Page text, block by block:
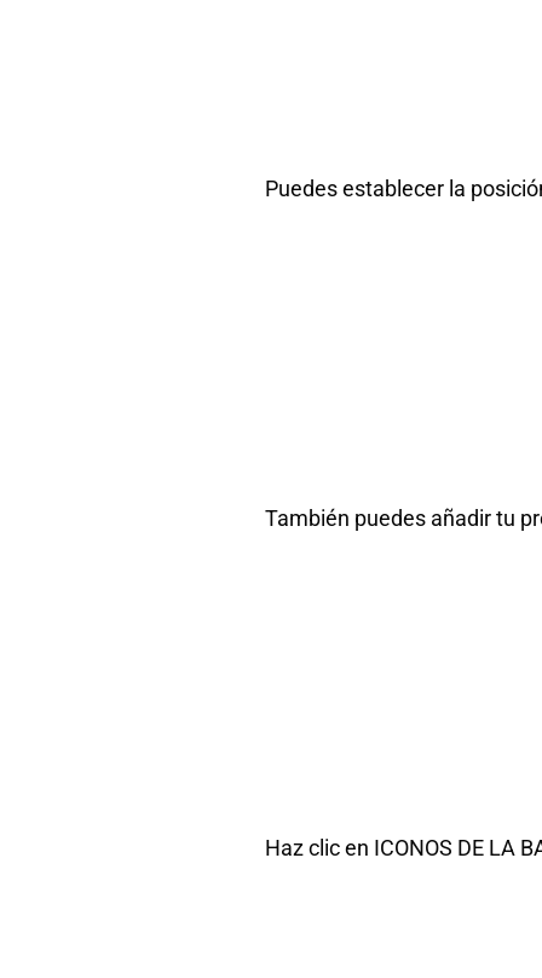
Puedesestablecer la
También puedes añadir tu
Haz clic en ICONOS DE LA